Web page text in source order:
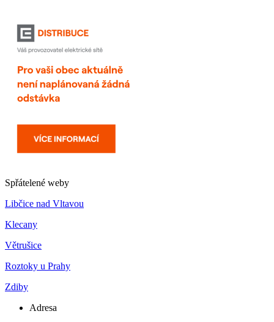
Spřátelené weby
Libčice nad Vltavou
Klecany
Větrušice
Roztoky u Prahy
Zdiby
Adresa